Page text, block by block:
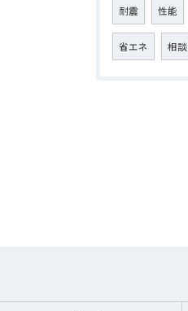
耐震 性能
省エネ 相談